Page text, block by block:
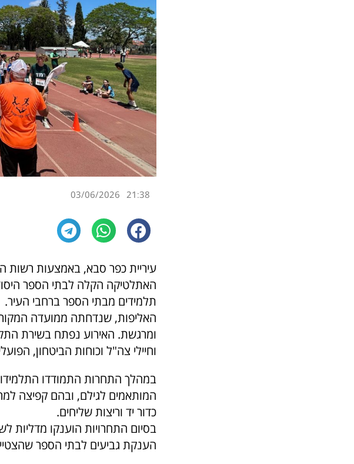
21:38
03/06/2026
עיריית כפר סבא, באמצעות רשות
תלמידים מבתי הספר ברחבי העיר.
האליפות, שנדחתה ממועדה
ומרגשת. האירוע נפתח בשירת
וחיילי צה"ל וכוחות הביטחון,
במהלך התחרות התמודדו
כדור יד וריצות שליחים.
בסיום התחרויות הוענקו
הענקת גביעים לבתי הספר